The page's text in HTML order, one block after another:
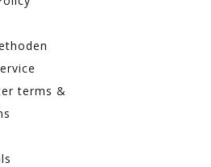
terms &